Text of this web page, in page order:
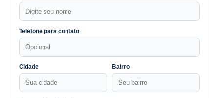
Telefone para contato
Cidade Bairro